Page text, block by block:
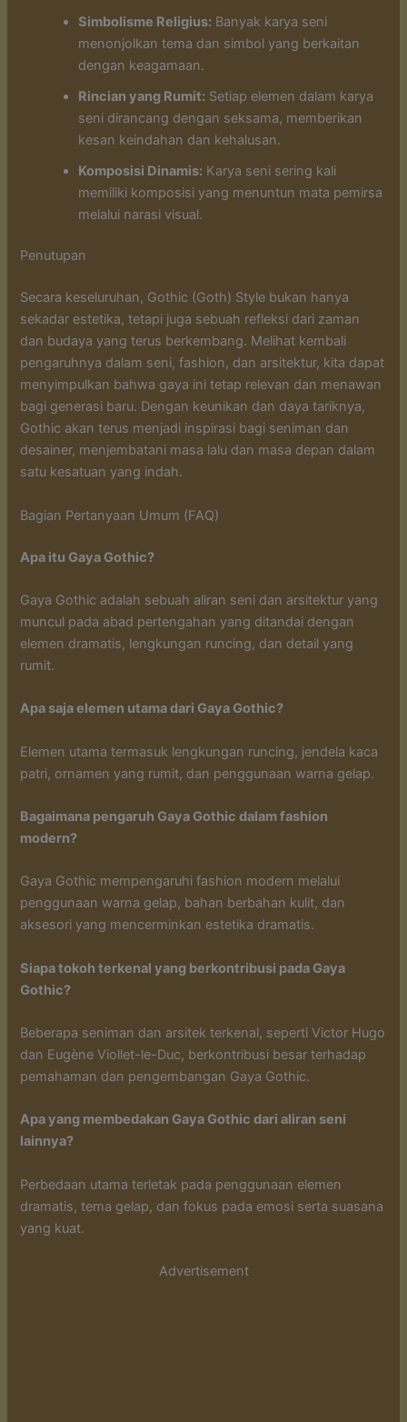
Simbolisme Religius: Banyak karya seni
menonjolkan tema dan simbol yang berkaitan
dengan keagamaan.
Rincian yang Rumit: Setiap elemen dalam karya
seni dirancang dengan seksama, memberikan
kesan keindahan dan kehalusan.
Komposisi Dinamis: Karya seni sering kali
memiliki komposisi yang menuntun mata pemirsa
melalui narasi visual.
Penutupan
Secara keseluruhan, Gothic (Goth) Style bukan hanya
sekadar estetika, tetapi juga sebuah refleksi dari zaman
dan budaya yang terus berkembang. Melihat kembali
pengaruhnya dalam seni, fashion, dan arsitektur, kita dapat
menyimpulkan bahwa gaya ini tetap relevan dan menawan
bagi generasi baru. Dengan keunikan dan daya tariknya,
Gothic akan terus menjadi inspirasi bagi seniman dan
desainer, menjembatani masa lalu dan masa depan dalam
satu kesatuan yang indah.
Bagian Pertanyaan Umum (FAQ)
Apa itu Gaya Gothic?
Gaya Gothic adalah sebuah aliran seni dan arsitektur yang
muncul pada abad pertengahan yang ditandai dengan
elemen dramatis, lengkungan runcing, dan detail yang
rumit.
Apa saja elemen utama dari Gaya Gothic?
Elemen utama termasuk lengkungan runcing, jendela kaca
patri, ornamen yang rumit, dan penggunaan warna gelap.
Bagaimana pengaruh Gaya Gothic dalam fashion
modern?
Gaya Gothic mempengaruhi fashion modern melalui
penggunaan warna gelap, bahan berbahan kulit, dan
aksesori yang mencerminkan estetika dramatis.
Siapa tokoh terkenal yang berkontribusi pada Gaya
Gothic?
Beberapa seniman dan arsitek terkenal, seperti Victor Hugo
dan Eugène Viollet-le-Duc, berkontribusi besar terhadap
pemahaman dan pengembangan Gaya Gothic.
Apa yang membedakan Gaya Gothic dari aliran seni
lainnya?
Perbedaan utama terletak pada penggunaan elemen
dramatis, tema gelap, dan fokus pada emosi serta suasana
yang kuat.
Advertisement